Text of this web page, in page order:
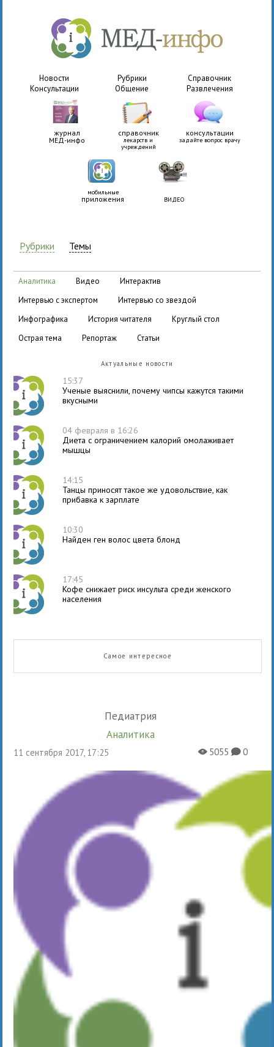
Новости Рубрики
Справочник
Консультации
Общение Развлечения
журнал
МЕД-инфо
справочник
лекарств и
учреждений
консультации
задайте вопрос врачу
мобильные
приложения ВИДЕО
Рубрики Темы
аналитика видео
интерактив
интервью с экспертом
интервью со звездой
инфографика
история читателя
круглый стол
острая тема
репортаж статьи
Актуальные новости
15:37
Ученые выяснили, почему чипсы кажутся такими
вкусными
04 февраля в 16:26
Диета с ограничением калорий омолаживает
мышцы
14:15
Танцы приносят такое же удовольствие, как
прибавка к зарплате
10:30
Найден ген волос цвета блонд
17:45
Кофе снижает риск инсульта среди женского
населения
Самое интересное
Педиатрия
Аналитика
11 сентября 2017, 17:25 X5055K0